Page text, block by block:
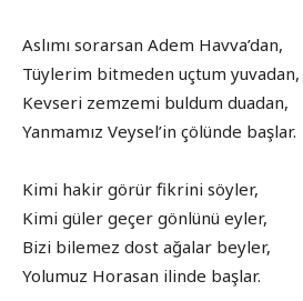
Aslımı sorarsan Adem Havva’dan,
Tüylerim bitmeden uçtum yuvadan,
Kevseri zemzemi buldum duadan,
Yanmamız Veysel’in çölünde başlar.
Kimi hakir görür fikrini söyler,
Kimi güler geçer gönlünü eyler,
Bizi bilemez dost ağalar beyler,
Yolumuz Horasan ilinde başlar.